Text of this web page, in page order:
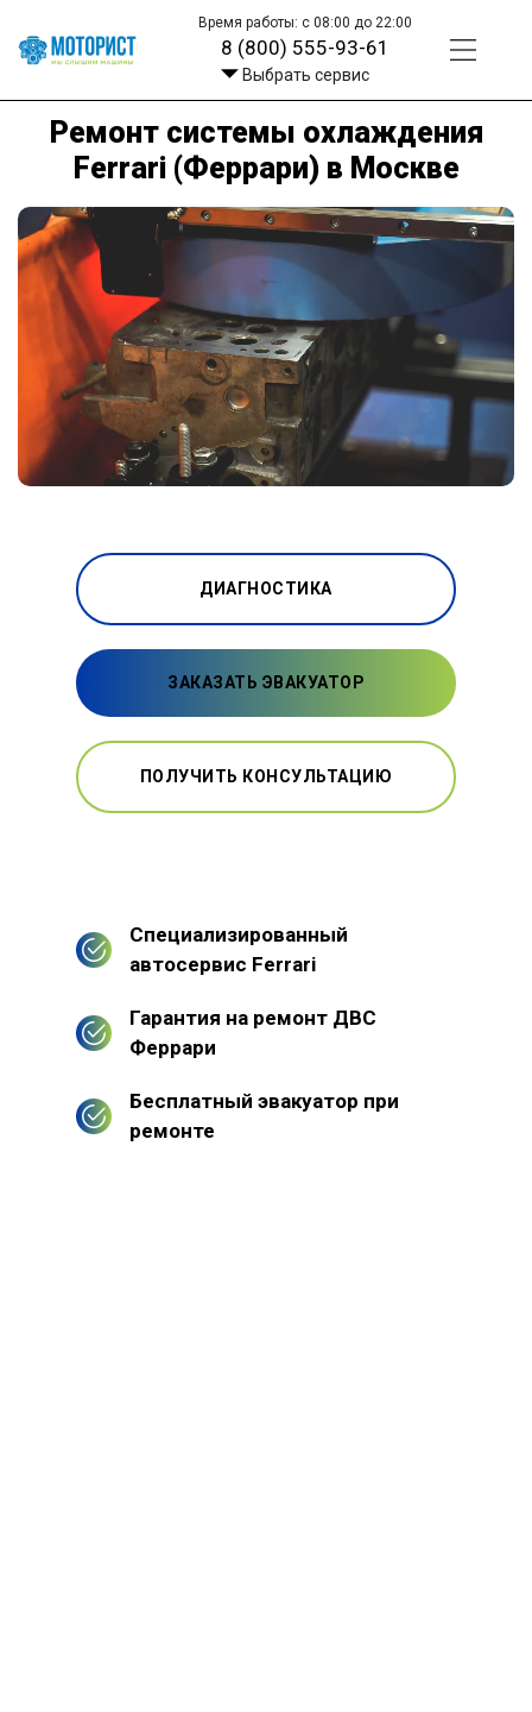
Время работы: с 08:00 до 22:00
8 (800) 555-93-61
Выбрать сервис
Ремонт системы охлаждения
Ferrari (Феррари) в Москве
ДИАГНОСТИКА
ЗАКАЗАТЬ ЭВАКУАТОР
ПОЛУЧИТЬ КОНСУЛЬТАЦИЮ
Специализированный
автосервис Ferrari
Гарантия на ремонт ДВС
Феррари
Бесплатный эвакуатор при
ремонте